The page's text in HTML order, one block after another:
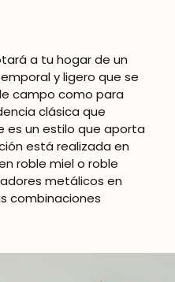
a tu hogar de un
y ligero que se
campo como para
clásica que
es un estilo que aporta
está realizada en
roble miel o roble
metálicos en
combinaciones